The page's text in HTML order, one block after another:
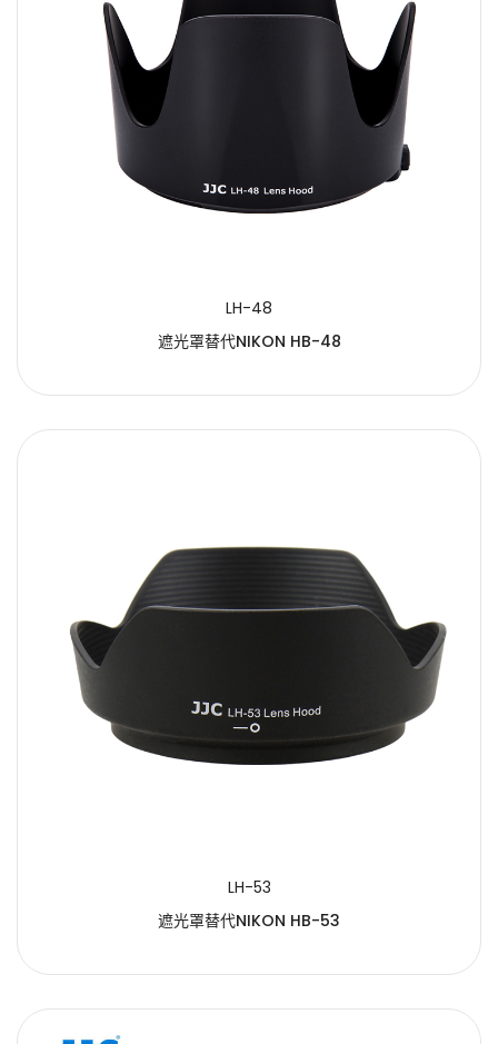
LH-48
遮光罩替代NIKON HB-48
LH-53
遮光罩替代NIKON HB-53